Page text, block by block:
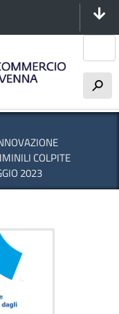
h
COLPITE
2023